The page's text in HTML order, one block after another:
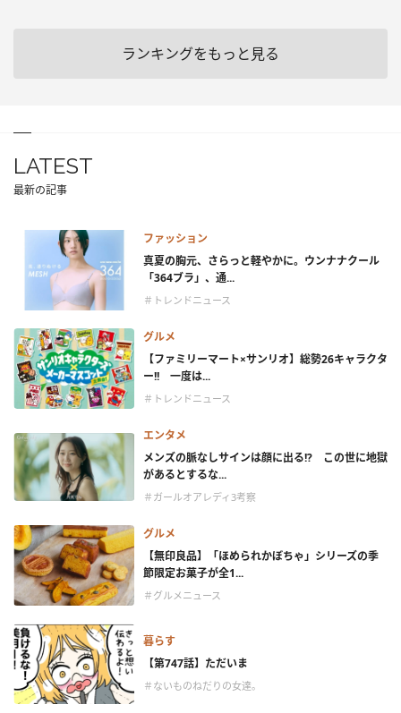
ランキングをもっと見る
LATEST
最新の記事
ファッション
真夏の胸元、さらっと軽やかに。ウンナナクール
「364ブラ」、通...
＃トレンドニュース
グルメ
【ファミリーマート×サンリオ】総勢26キャラクタ
ー!! 一度は...
＃トレンドニュース
エンタメ
メンズの脈なしサインは顔に出る!? この世に地獄
があるとするな...
＃ガールオアレディ3考察
グルメ
【無印良品】「ほめられかぼちゃ」シリーズの季
節限定お菓子が全1...
＃グルメニュース
暮らす
【第747話】ただいま
＃ないものねだりの女達。